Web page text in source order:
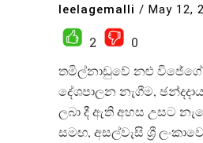
leelagemalli / May 12,
2
0
තමිල්නාඩුවේ නළු
දේශපාලන නැගීම,
ලබා දී ඇති අහස උසට
සමඟ, අසල්වැසි ශ්‍රී